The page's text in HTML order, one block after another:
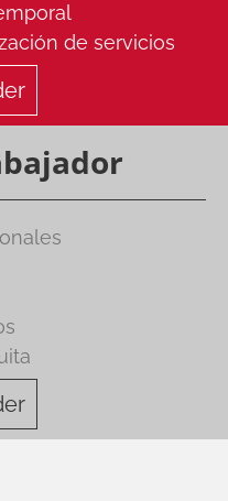
de servicios